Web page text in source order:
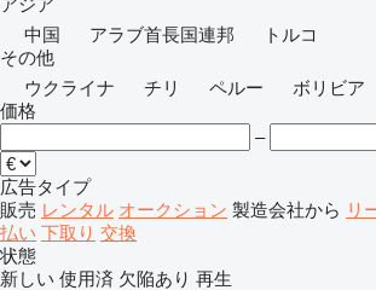
アジア
中国
アラブ首長国連邦
トルコ
その他
ウクライナ
チリ ペルー
ボリビア
価格
–
広告タイプ
販売 レンタル オークション 製造会社から リ
払い 下取り 交換
状態
新しい 使用済 欠陥あり 再生